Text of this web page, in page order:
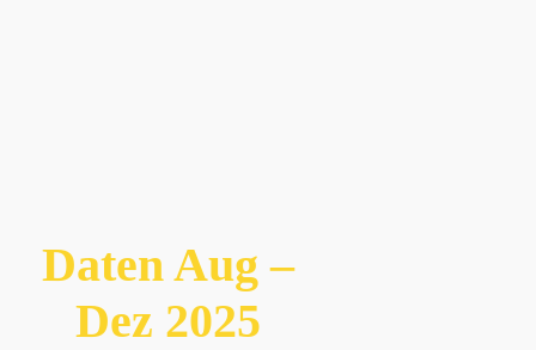
Daten Aug –
Dez 2025